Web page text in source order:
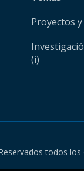
Proyectos
(i)
todos los